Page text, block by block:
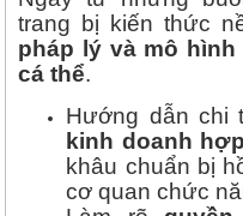
trang bị kiến thức
pháp lý và mô
cá thể.
Hướng dẫn chi
kinh doanh
khâu chuẩn bị
cơ quan chức